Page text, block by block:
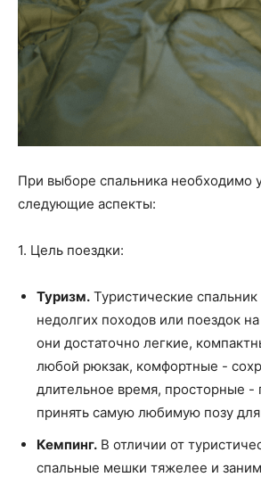
При выборе спальника необходимо
следующие аспекты:
1. Цель поездки:
Туризм. Туристические
недолгих походов или поездок
они достаточно легкие,
любой рюкзак, комфортные -
длительное время, просторные -
принять самую любимую позу для
Кемпинг. В отличии от
спальные мешки тяжелее и